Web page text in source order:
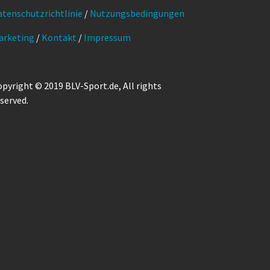
/ Nutzungsbedingungen
/ Kontakt / Impressum
© 2019 BLV-Sport.de, All rights